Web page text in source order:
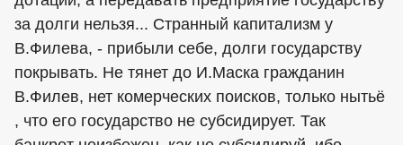
за долги нельзя... Странный капитализм у
В.Филева, - прибыли себе, долги государству
покрывать. Не тянет до И.Маска гражданин
В.Филев, нет комерческих поисков, только нытьё
, что его государство не субсидирует. Так